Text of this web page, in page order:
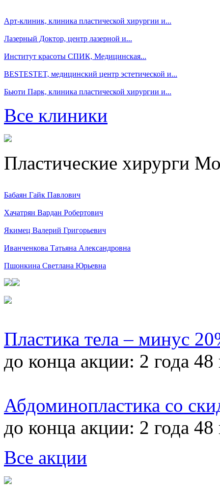
Арт-клиник, клиника пластической хирургии и...
Лазерный Доктор, центр лазерной и...
Институт красоты СПИК, Медицинская...
BESTESTET, медицинский центр эстетической и...
Бьюти Парк, клиника пластической хирургии и...
Все клиники
Пластические хирурги
Бабаян Гайк Павлович
Хачатрян Вардан Робертович
Якимец Валерий Григорьевич
Иванченкова Татьяна Александровна
Пшонкина Светлана Юрьевна
Пластика тела – минус
до конца акции: 2 года 48
Абдоминопластика со
до конца акции: 2 года 48
Все акции